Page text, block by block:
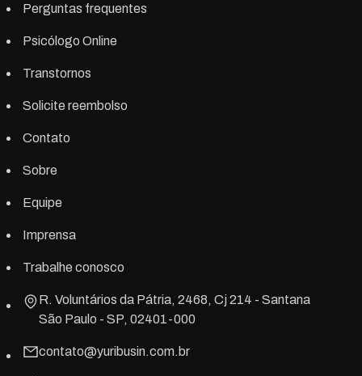
Perguntas frequentes
Psicólogo Online
Transtornos
Solicite reembolso
Contato
Sobre
Equipe
Imprensa
Trabalhe conosco
R. Voluntários da Pátria, 2468, Cj 214 - Santana
São Paulo - SP, 02401-000
contato@yuribusin.com.br